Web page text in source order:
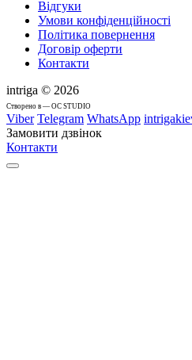
Відгуки
Умови конфіденційності
Політика повернення
Договір оферти
Контакти
intriga © 2026
Cтворено в — OC STUDIO
Viber Telegram WhatsApp
Замовити дзвінок
Контакти